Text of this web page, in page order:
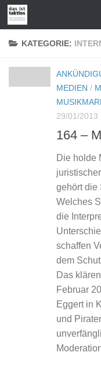
Zum Inhalt springen
KATEGORIE:
MEDIEN /
29/01/2013
164 –
Die holde
gehört die
Welches
die
schaffen
dem
Das
Februar
Eggert in
und